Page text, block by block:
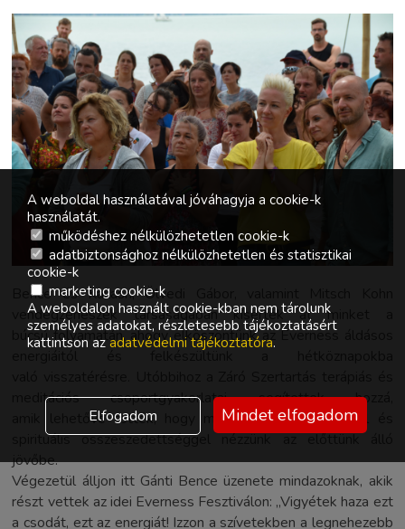
Bence és Kailash, Ölvedi Gábor, valamint Mitsch Kohn
vendégzenészek társaságában kísértek át minket a
búcsú folyamatán, ahogy elköszöntünk az Everness áldásos
energiáitól és felkészültünk a hétköznapokba
meditációs csoportgyakorlatai segítettek hozzá,
amik lehetővé tették, hogy mély belső nyugalommal és
spirituális összeszedettséggel nézzünk az előttünk álló
jövőbe.
Végezetül álljon itt Gánti Bence üzenete mindazoknak, akik
részt vettek az idei Everness Fesztiválon: „Vigyétek haza ezt
a csodát, ezt az energiát! Izzon a szívetekben a legnehezebb
A weboldal használatával jóváhagyja a cookie-k
használatát.
működéshez nélkülözhetetlen cookie-k
adatbiztonsághoz nélkülözhetetlen és statisztikai
cookie-k
marketing cookie-k
A weboldalon használt cookie-kban nem tárolunk
személyes adatokat, részletesebb tájékoztatásért
kattintson az adatvédelmi tájékoztatóra.
Elfogadom Mindet elfogadom